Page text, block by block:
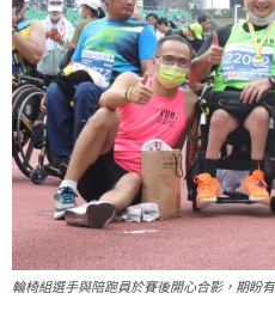
輪椅組選手與陪跑員於賽後開心合影，期盼